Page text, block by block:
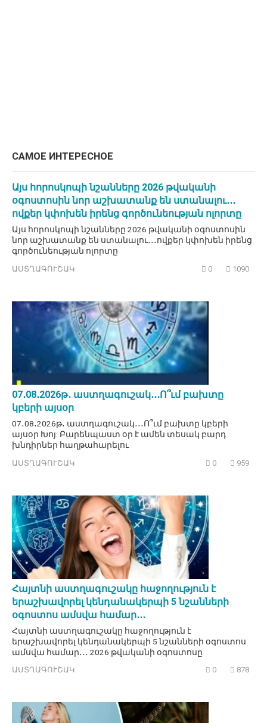
САМОЕ ИНТЕРЕСНОЕ
Այս հորոսկոպի նշանները 2026 թվականի
օգոստոսին նոր աշխատանք են ստանալու․․․
ովքեր կփոխեն իրենց գործունեության ոլորտը
Այս հորոսկոպի նշանները 2026 թվականի օգոստոսին
նոր աշխատանք են ստանալու․․․ովքեր կփոխեն իրենց
գործունեության ոլորտը
ԱՍՏՂԱԳՈՒՇԱԿ 0 1090
07․08․2026թ․ աստղագուշակ․․․Ո՞ւմ բախտը
կբերի այսօր
07․08․2026թ․ աստղագուշակ․․․Ո՞ւմ բախտը կբերի
այսօր Խոյ: Բարենպաստ օր է ամեն տեսակ բարդ
խնդիրներ հաղթահարելու
ԱՍՏՂԱԳՈՒՇԱԿ 0 959
Հայտնի աստղագուշակը հաջողություն է
երաշխավորել կենդանակերպի 5 նշանների
օգոստոս ամսվա համար․․․
Հայտնի աստղագուշակը հաջողություն է
երաշխավորել կենդանակերպի 5 նշանների օգոստոս
ամսվա համար․․․ 2026 թվականի օգոստոսը
ԱՍՏՂԱԳՈՒՇԱԿ 0 878